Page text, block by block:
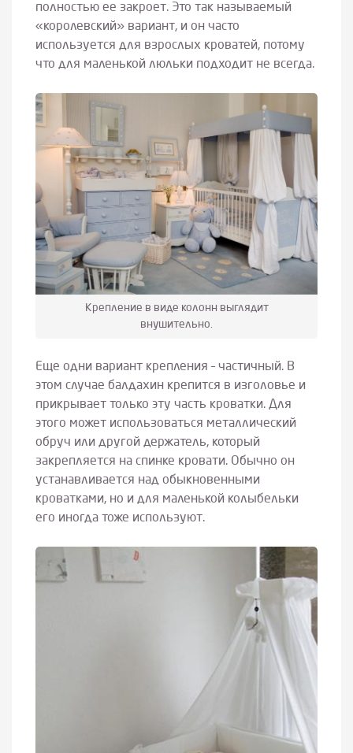
полностью ее закроет. Это так называемый
«королевский» вариант, и он часто
используется для взрослых кроватей, потому
что для маленькой люльки подходит не всегда.
Крепление в виде колонн выглядит
внушительно.
Еще одни вариант крепления – частичный. В
этом случае балдахин крепится в изголовье и
прикрывает только эту часть кроватки. Для
этого может использоваться металлический
обруч или другой держатель, который
закрепляется на спинке кровати. Обычно он
устанавливается над обыкновенными
кроватками, но и для маленькой колыбельки
его иногда тоже используют.